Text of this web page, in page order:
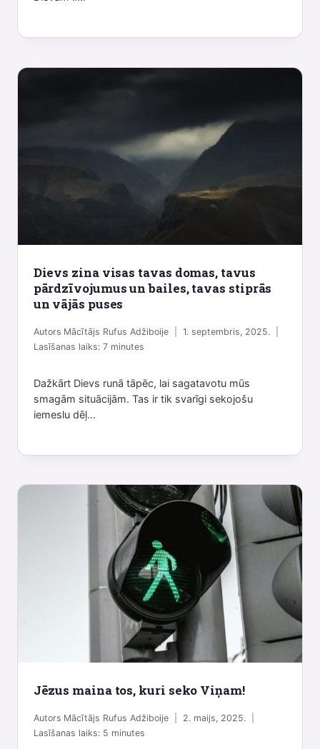
Dievs zina visas tavas domas, tavus
pārdzīvojumus un bailes, tavas stiprās
un vājās puses
Autors Mācītājs Rufus Adžiboije
1. septembris, 2025.
Lasīšanas laiks:7 minutes
Dažkārt Dievs runā tāpēc, lai sagatavotu mūs
smagām situācijām. Tas ir tik svarīgi sekojošu
iemeslu dēļ...
Jēzus maina tos, kuri seko Viņam!
Autors Mācītājs Rufus Adžiboije
2. maijs, 2025.
Lasīšanas laiks:5 minutes